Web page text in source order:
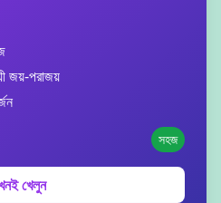
জয়-পরাজয়
সহজ
খেলুন